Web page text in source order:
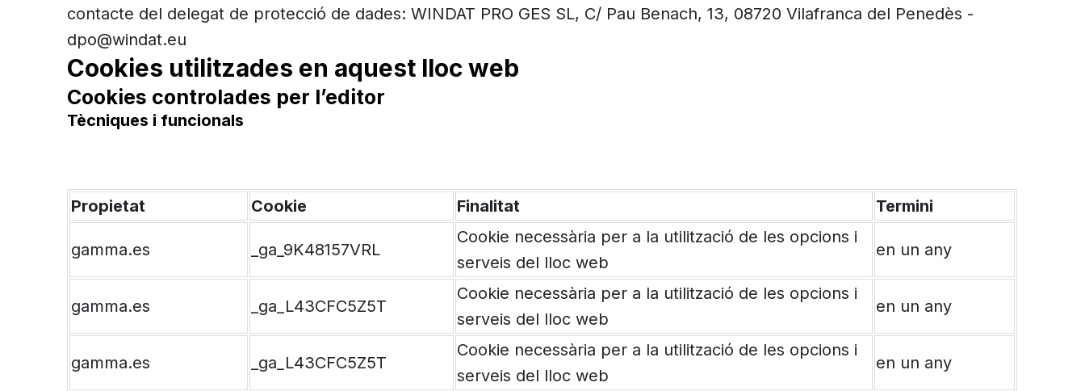
contacte del delegat de protecció de dades: WINDAT PRO GES SL, C/ Pau Benach, 13, 08720 Vilafranca del Penedès -
dpo@windat.eu
Cookies utilitzades en aquest lloc web
Cookies controlades per l’editor
Tècniques i funcionals
Propietat Cookie Finalitat Termini
gamma.es _ga_9K48157VRL
Cookie necessària per a la utilització de les opcions i
serveis del lloc web
en un any
gamma.es _ga_L43CFC5Z5T
Cookie necessària per a la utilització de les opcions i
serveis del lloc web
en un any
gamma.es _ga_L43CFC5Z5T
Cookie necessària per a la utilització de les opcions i
serveis del lloc web
en un any